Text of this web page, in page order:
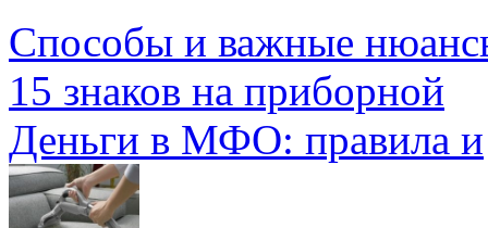
Способы и важные
15 знаков на приборной
Деньги в МФО: правила и